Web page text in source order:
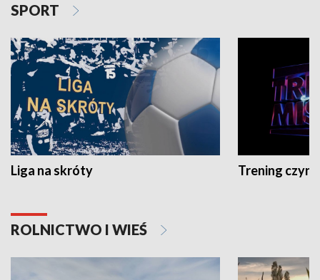
SPORT
Liga na skróty Trening czyni
ROLNICTWO I WIEŚ